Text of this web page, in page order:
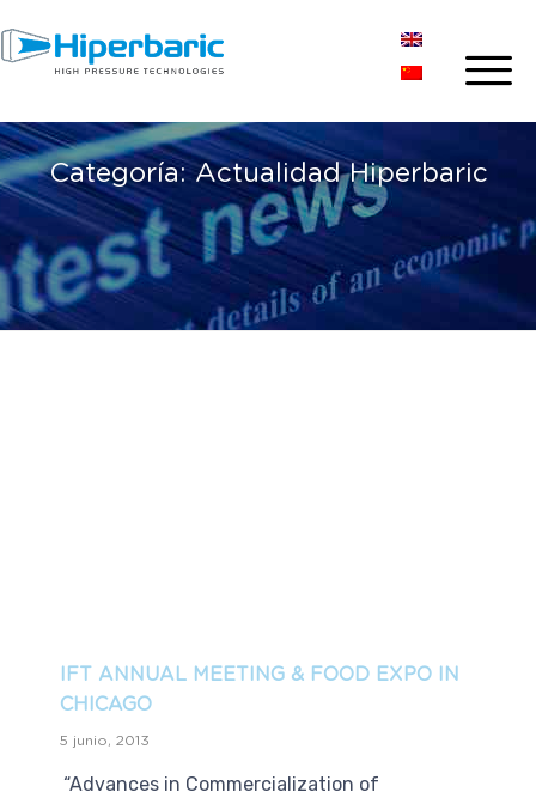
Categoría:Actualidad Hiperbaric
IFT ANNUAL MEETING & FOOD EXPO IN
CHICAGO
5 junio, 2013
“Advances in Commercialization of